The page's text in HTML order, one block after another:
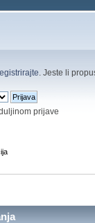
. Jeste li
prijave